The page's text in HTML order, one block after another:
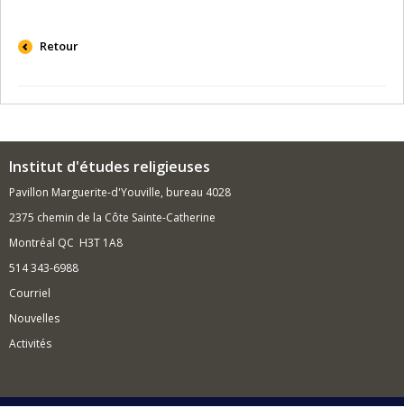
Retour
Institut d'études religieuses
Pavillon Marguerite-d'Youville, bureau 4028
2375 chemin de la Côte Sainte-Catherine
Montréal QC H3T 1A8
514 343-6988
Courriel
Nouvelles
Activités